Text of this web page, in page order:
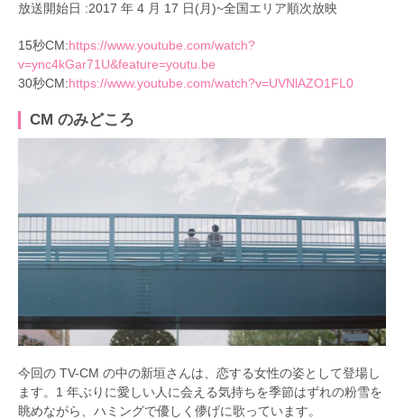
放送開始日 :2017 年 4 月 17 日(月)~全国エリア順次放映
15秒CM:https://www.youtube.com/watch?
v=ync4kGar71U&feature=youtu.be
30秒CM:https://www.youtube.com/watch?v=UVNlAZO1FL0
CM のみどころ
今回の TV-CM の中の新垣さんは、恋する女性の姿として登場し
ます。1 年ぶりに愛しい人に会える気持ちを季節はずれの粉雪を
眺めながら、ハミングで優しく儚げに歌っています。